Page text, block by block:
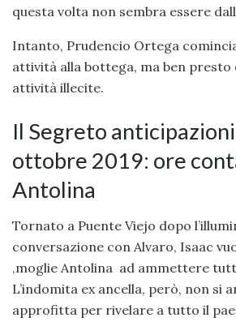
questa volta non sembra essere
Intanto, Prudencio Ortega
attività alla bottega, ma ben presto
attività illecite.
Il Segreto
ottobre 2019: ore
Antolina
Tornato a Puente Viejo dopo
conversazione con Alvaro, Isaac
,moglie Antolina ad ammettere
L’indomita ex ancella, però, non si
approfitta per rivelare a tutto il